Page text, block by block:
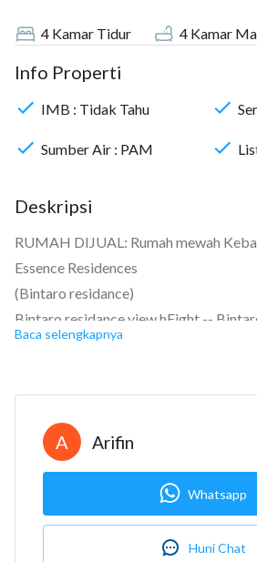
4 Kamar Tidur 4 Kamar
Info Properti
IMB : Tidak Tahu
Sumber Air : PAM
Deskripsi
RUMAH DIJUAL: Rumah mewah
Essence Residences
(Bintaro residance)
Bintaro residance view hEight --
Sertifikat Hak Milik
Kamar mandi: 4+1
Garasi: Carport
Luas tanah: 204m2
Luas bangunan: 224m2
Bangunan menghadap: Selatan
Baca selengkapnya
A Arifin
Whatsapp
Huni Chat